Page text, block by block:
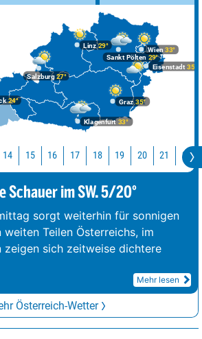
Graz35°
24°
Klagenfurt 33°
Linz29°
Salzburg27°
Wien 33°
Eisenstadt 35°
Sankt Pölten 29°
14 15 16 17 18 19 20 21 22
Schauer im SW. 5/20°
sorgt weiterhin für sonnigen
Teilen Österreichs, im
zeigen sich zeitweise dichtere
Mehr lesen
Österreich-Wetter